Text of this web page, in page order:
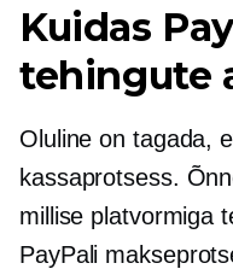
Kuidas
tehingute
Oluline on tagada,
kassaprotsess.
millise platvormiga
PayPali